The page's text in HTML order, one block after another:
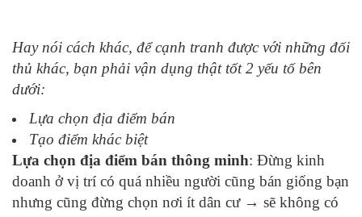
Hay nói cách khác, để cạnh tranh được với những đối
thủ khác, bạn phải vận dụng thật tốt 2 yếu tố bên
dưới:
Lựa chọn địa điểm bán
Tạo điểm khác biệt
Lựa chọn địa điểm bán thông minh: Đừng kinh
doanh ở vị trí có quá nhiều người cũng bán giống bạn
nhưng cũng đừng chọn nơi ít dân cư → sẽ không có